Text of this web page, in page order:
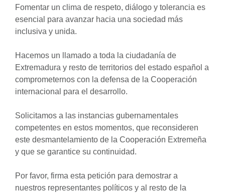
Fomentar un clima de respeto, diálogo y tolerancia es
esencial para avanzar hacia una sociedad más
inclusiva y unida.
Hacemos un llamado a toda la ciudadanía de
Extremadura y resto de territorios del estado español a
comprometernos con la defensa de la Cooperación
internacional para el desarrollo.
Solicitamos a las instancias gubernamentales
competentes en estos momentos, que reconsideren
este desmantelamiento de la Cooperación Extremeña
y que se garantice su continuidad.
Por favor, firma esta petición para demostrar a
nuestros representantes políticos y al resto de la